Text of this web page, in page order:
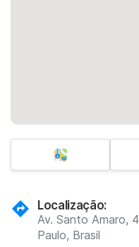
Localização:
Av. Santo Amaro,
Paulo, Brasil